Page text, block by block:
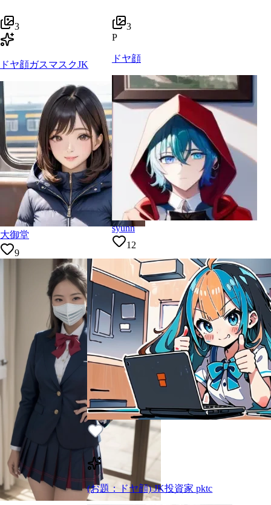
3
ドヤ顔ガスマスクJK
大御堂
9
3
P
ドヤ顔
syunn
12
(お題：ドヤ顔) JK投資家 pktc